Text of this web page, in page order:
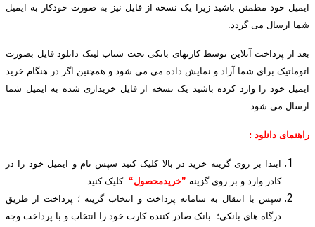
ایمیل خود مطمئن باشید زیرا یک نسخه از فایل نیز به صورت خودکار به ایمیل
شما ارسال می گردد.
بعد از پرداخت آنلاین توسط کارتهای بانکی تحت شتاب لینک دانلود فایل بصورت
اتوماتیک برای شما آزاد و نمایش داده می می شود و همچنین اگر در هنگام خرید
ایمیل خود را وارد کرده باشید یک نسخه از فایل خریداری شده به ایمیل شما
ارسال می شود.
راهنمای دانلود :
ابتدا بر روی گزینه خرید در بالا کلیک کنید سپس نام و ایمیل خود را در
کادر وارد و بر روی گزینه ”خریدمحصول“ کلیک کنید.
سپس با انتقال به سامانه پرداخت و انتخاب گزینه ؛ پرداخت از طریق
درگاه های بانکی؛ بانک صادر کننده کارت خود را انتخاب و با پرداخت وجه